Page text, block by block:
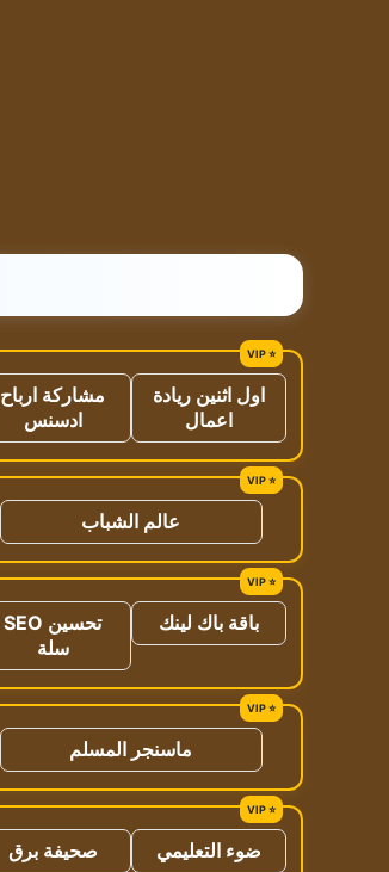
اول اثنين ريادة
اعمال
مشاركة ارباح
ادسنس
عالم الشباب
باقة باك لينك
تحسين SEO
سلة
ماسنجر المسلم
ضوء التعليمي
صحيفة برق